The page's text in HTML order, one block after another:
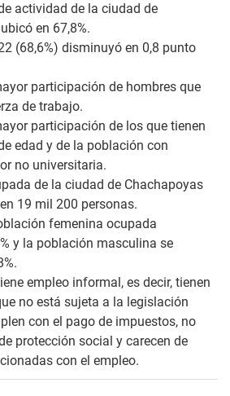
actividad de la ciudad de
en 67,8%.
(68,6%) disminuyó en 0,8 punto
participación de hombres que
de trabajo.
participación de los que tienen
edad y de la población con
no universitaria.
de la ciudad de Chachapoyas
19 mil 200 personas.
femenina ocupada
y la población masculina se
empleo informal, es decir, tienen
no está sujeta a la legislación
con el pago de impuestos, no
protección social y carecen de
con el empleo.